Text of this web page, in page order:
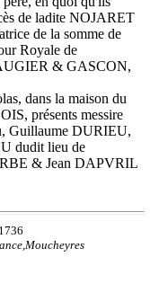
de ladite NOJARET
de la somme de
Royale de
& GASCON,
dans la maison du
présents messire
Guillaume DURIEU,
dudit lieu de
& Jean DAPVRIL